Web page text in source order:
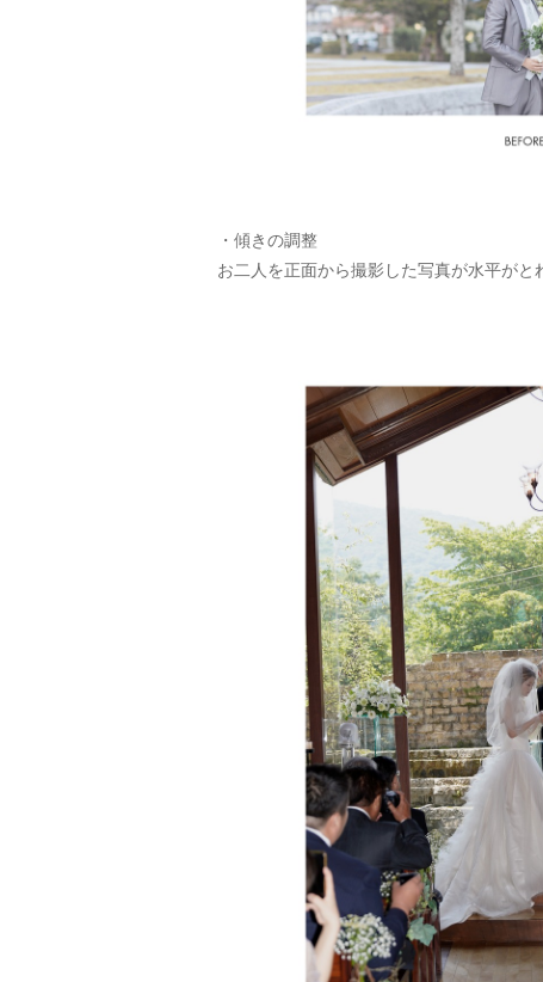
・傾きの調整
お二人を正面から撮影した写真が水平が